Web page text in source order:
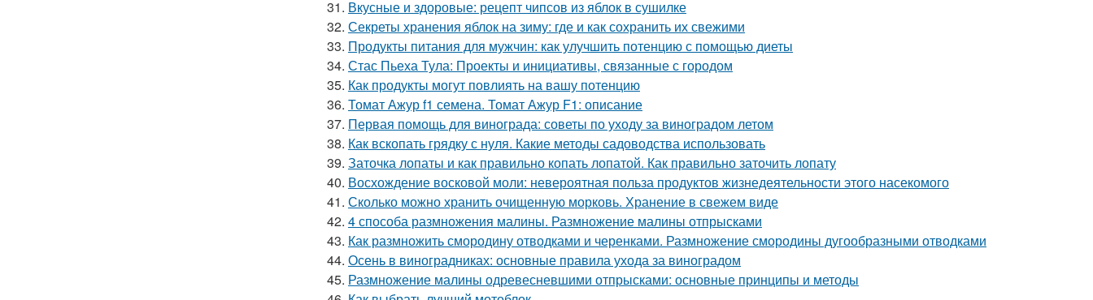
31. Вкусные и здоровые: рецепт чипсов из яблок в сушилке
32. Секреты хранения яблок на зиму: где и как сохранить их свежими
33. Продукты питания для мужчин: как улучшить потенцию с помощью диеты
34. Стас Пьеха Тула: Проекты и инициативы, связанные с городом
35. Как продукты могут повлиять на вашу потенцию
36. Томат Ажур f1 семена. Томат Ажур F1: описание
37. Первая помощь для винограда: советы по уходу за виноградом летом
38. Как вскопать грядку с нуля. Какие методы садоводства использовать
39. Заточка лопаты и как правильно копать лопатой. Как правильно заточить лопату
40. Восхождение восковой моли: невероятная польза продуктов жизнедеятельности этого насекомого
41. Сколько можно хранить очищенную морковь. Хранение в свежем виде
42. 4 способа размножения малины. Размножение малины отпрысками
43. Как размножить смородину отводками и черенками. Размножение смородины дугообразными отводками
44. Осень в виноградниках: основные правила ухода за виноградом
45. Размножение малины одревесневшими отпрысками: основные принципы и методы